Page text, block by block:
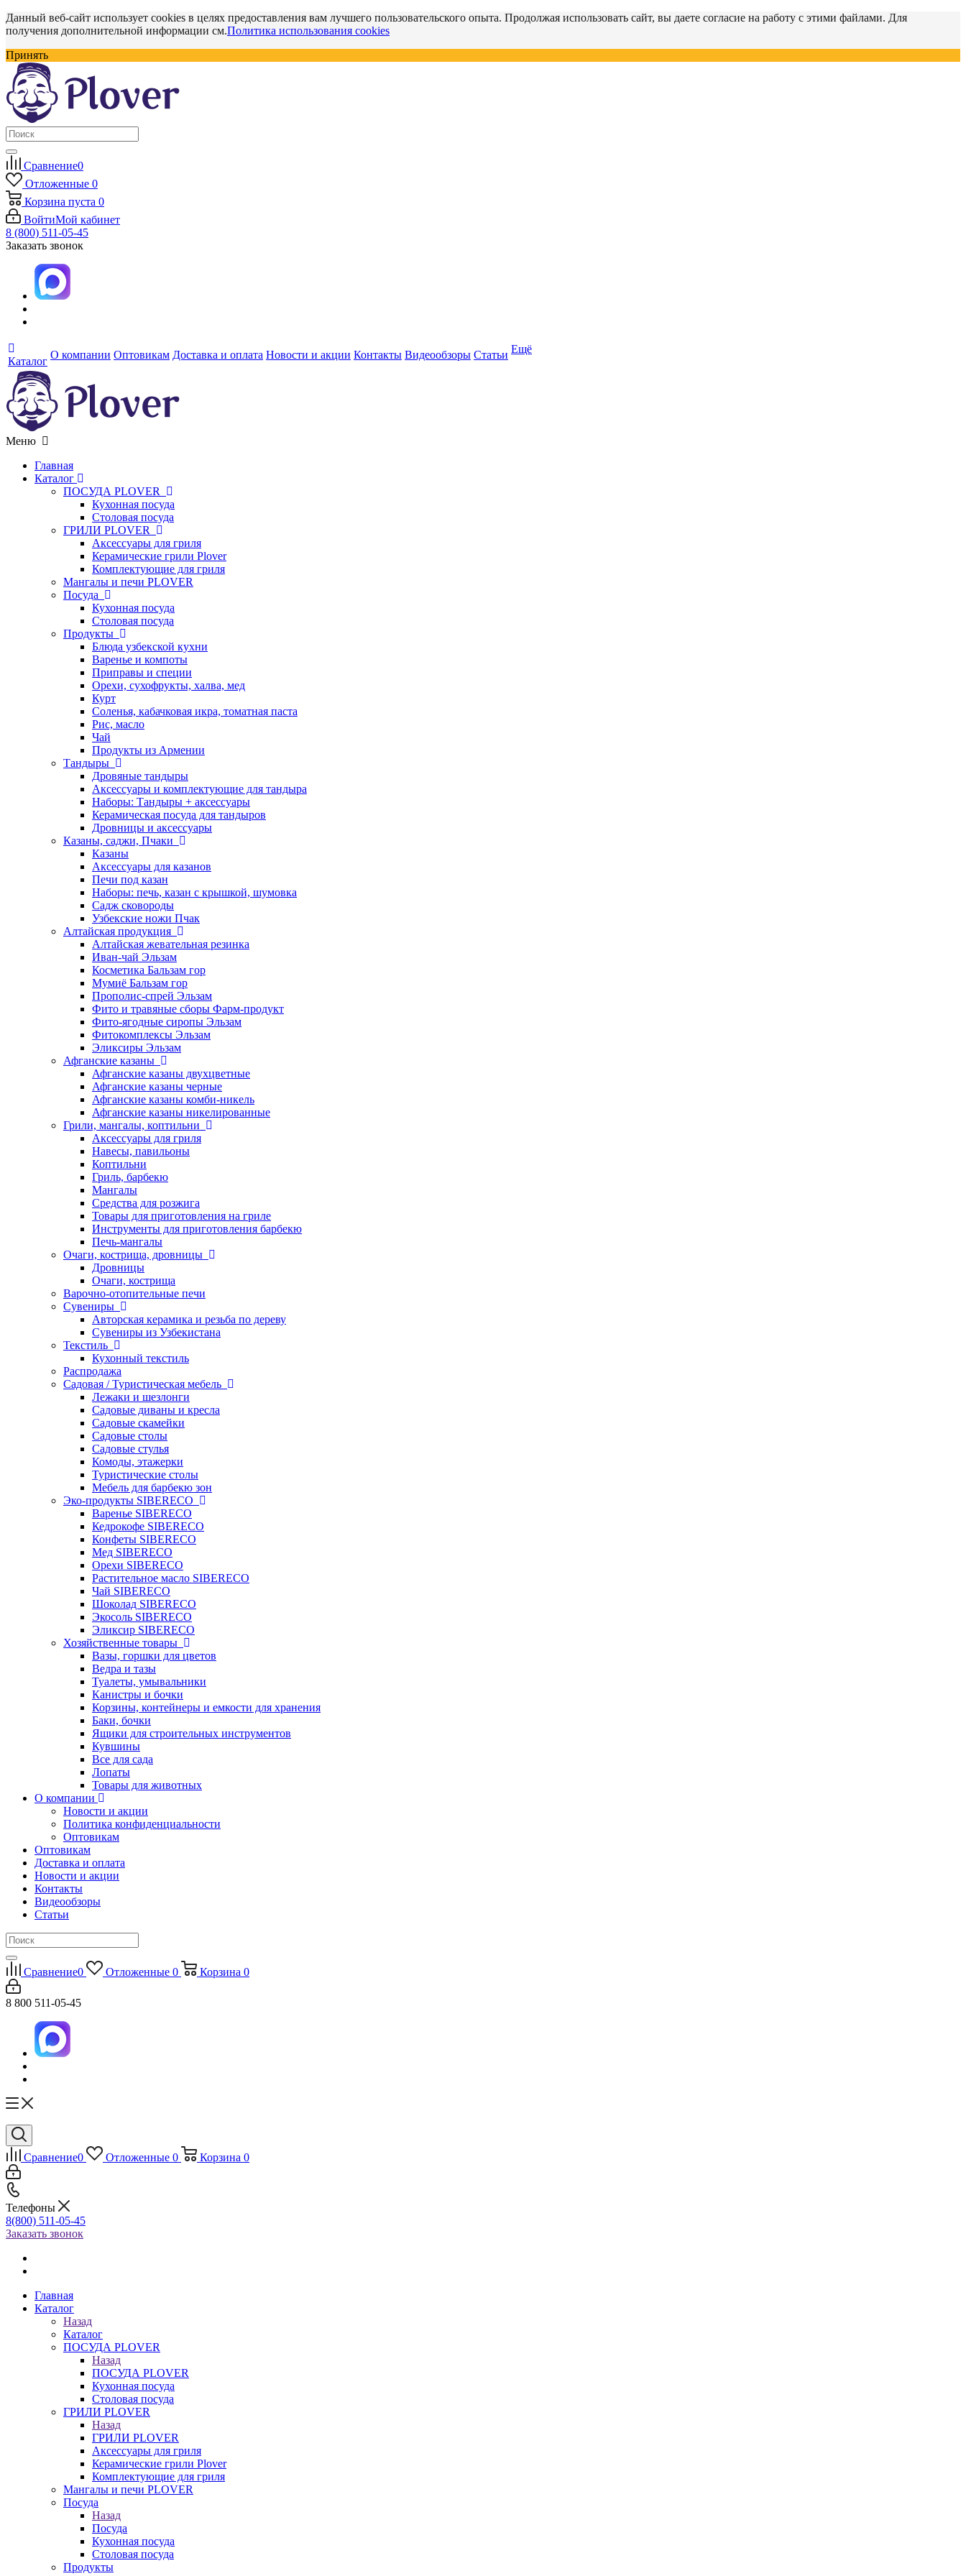
Данный веб-сайт использует cookies в целях предоставления вам лучшего пользовательского опыта. Продолжая использовать сайт, вы даете согласие на работу с этими файлами. Для
получения дополнительной информации см.Политика использования cookies
Принять
Сравнение0
Отложенные 0
Корзина пуста 0
ВойтиМой кабинет
8 (800) 511-05-45
Заказать звонок
Каталог
О компании Оптовикам Доставка и оплата Новости и акции Контакты Видеообзоры Статьи Ещё
Меню
Главная
Каталог
ПОСУДА PLOVER
Кухонная посуда
Столовая посуда
ГРИЛИ PLOVER
Аксессуары для гриля
Керамические грили Plover
Комплектующие для гриля
Мангалы и печи PLOVER
Посуда
Кухонная посуда
Столовая посуда
Продукты
Блюда узбекской кухни
Варенье и компоты
Приправы и специи
Орехи, сухофрукты, халва, мед
Курт
Соленья, кабачковая икра, томатная паста
Рис, масло
Чай
Продукты из Армении
Тандыры
Дровяные тандыры
Аксессуары и комплектующие для тандыра
Наборы: Тандыры + аксессуары
Керамическая посуда для тандыров
Дровницы и аксессуары
Казаны, саджи, Пчаки
Казаны
Аксессуары для казанов
Печи под казан
Наборы: печь, казан с крышкой, шумовка
Садж сковороды
Узбекские ножи Пчак
Алтайская продукция
Алтайская жевательная резинка
Иван-чай Эльзам
Косметика Бальзам гор
Мумиё Бальзам гор
Прополис-спрей Эльзам
Фито и травяные сборы Фарм-продукт
Фито-ягодные сиропы Эльзам
Фитокомплексы Эльзам
Эликсиры Эльзам
Афганские казаны
Афганские казаны двухцветные
Афганские казаны черные
Афганские казаны комби-никель
Афганские казаны никелированные
Грили, мангалы, коптильни
Аксессуары для гриля
Навесы, павильоны
Коптильни
Гриль, барбекю
Мангалы
Средства для розжига
Товары для приготовления на гриле
Инструменты для приготовления барбекю
Печь-мангалы
Очаги, кострища, дровницы
Дровницы
Очаги, кострища
Варочно-отопительные печи
Сувениры
Авторская керамика и резьба по дереву
Сувениры из Узбекистана
Текстиль
Кухонный текстиль
Распродажа
Садовая / Туристическая мебель
Лежаки и шезлонги
Садовые диваны и кресла
Садовые скамейки
Садовые столы
Садовые стулья
Комоды, этажерки
Туристические столы
Мебель для барбекю зон
Эко-продукты SIBERECO
Варенье SIBERECO
Кедрокофе SIBERECO
Конфеты SIBERECO
Мед SIBERECO
Орехи SIBERECO
Растительное масло SIBERECO
Чай SIBERECO
Шоколад SIBERECO
Экосоль SIBERECO
Эликсир SIBERECO
Хозяйственные товары
Вазы, горшки для цветов
Ведра и тазы
Туалеты, умывальники
Канистры и бочки
Корзины, контейнеры и емкости для хранения
Баки, бочки
Ящики для строительных инструментов
Кувшины
Все для сада
Лопаты
Товары для животных
О компании
Новости и акции
Политика конфиденциальности
Оптовикам
Оптовикам
Доставка и оплата
Новости и акции
Контакты
Видеообзоры
Статьи
Сравнение0 Отложенные 0 Корзина 0
8 800 511-05-45
Сравнение0 Отложенные 0 Корзина 0
Телефоны
8(800) 511-05-45
Заказать звонок
Главная
Каталог
Назад
Каталог
ПОСУДА PLOVER
Назад
ПОСУДА PLOVER
Кухонная посуда
Столовая посуда
ГРИЛИ PLOVER
Назад
ГРИЛИ PLOVER
Аксессуары для гриля
Керамические грили Plover
Комплектующие для гриля
Мангалы и печи PLOVER
Посуда
Назад
Посуда
Кухонная посуда
Столовая посуда
Продукты